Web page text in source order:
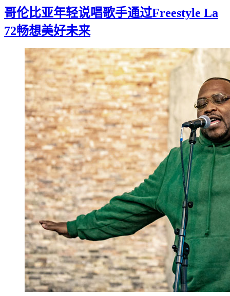
哥伦比亚年轻说唱歌手通过Freestyle La
72畅想美好未来